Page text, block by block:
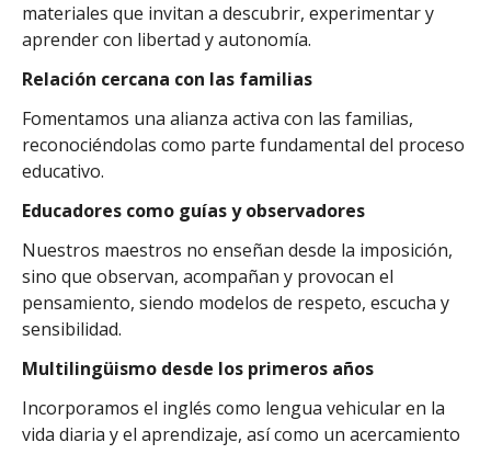
materiales que invitan a descubrir, experimentar y
aprender con libertad y autonomía.
Relación cercana con las familias
Fomentamos una alianza activa con las familias,
reconociéndolas como parte fundamental del proceso
educativo.
Educadores como guías y observadores
Nuestros maestros no enseñan desde la imposición,
sino que observan, acompañan y provocan el
pensamiento, siendo modelos de respeto, escucha y
sensibilidad.
Multilingüismo desde los primeros años
Incorporamos el inglés como lengua vehicular en la
vida diaria y el aprendizaje, así como un acercamiento